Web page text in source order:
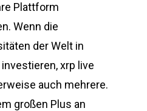
Plattform
Wenn die
der Welt in
xrp live
auch mehrere.
großen Plus an